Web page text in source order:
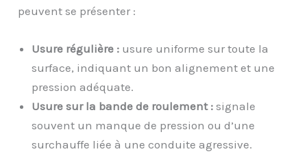
peuvent se présenter :
Usure régulière : usure uniforme sur toute la
surface, indiquant un bon alignement et une
pression adéquate.
Usure sur la bande de roulement : signale
souvent un manque de pression ou d’une
surchauffe liée à une conduite agressive.